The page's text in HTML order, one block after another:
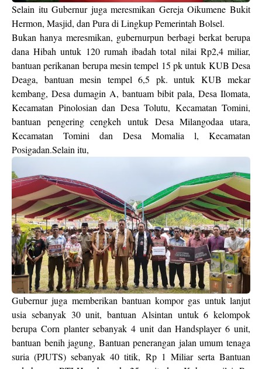
Selain itu Gubernur juga meresmikan Gereja Oikumene Bukit
Hermon, Masjid, dan Pura di Lingkup Pemerintah Bolsel.
Bukan hanya meresmikan, gubernurpun berbagi berkat berupa
dana Hibah untuk 120 rumah ibadah total nilai Rp2,4 miliar,
bantuan perikanan berupa mesin tempel 15 pk untuk KUB Desa
Deaga, bantuan mesin tempel 6,5 pk. untuk KUB mekar
kembang, Desa dumagin A, bantuam bibit pala, Desa Ilomata,
Kecamatan Pinolosian dan Desa Tolutu, Kecamatan Tomini,
bantuan pengering cengkeh untuk Desa Milangodaa utara,
Kecamatan Tomini dan Desa Momalia l, Kecamatan
Posigadan.Selain itu,
Gubernur juga memberikan bantuan kompor gas untuk lanjut
usia sebanyak 30 unit, bantuan Alsintan untuk 6 kelompok
berupa Corn planter sebanyak 4 unit dan Handsplayer 6 unit,
bantuan benih jagung, Bantuan penerangan jalan umum tenaga
suria (PJUTS) sebanyak 40 titik, Rp 1 Miliar serta Bantuan